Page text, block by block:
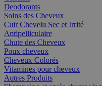
Deodorants
Soins des Cheveux
Cuir Chevelu Sec et Irrité
Antipelliculaire
Chute des Cheveux
Poux cheveux
Cheveux Colorés
Vitamines pour cheveux
Autres Produits